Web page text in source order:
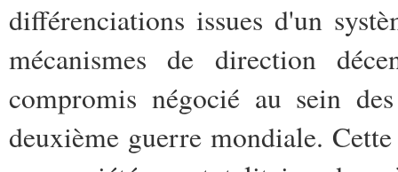
différenciations issues d'un
mécanismes de direction
compromis négocié au sein
deuxième guerre mondiale.